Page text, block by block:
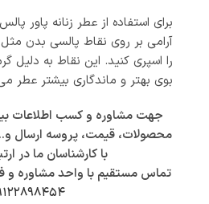
برای استفاده از عطر زنانه پاور
آرامی بر روی نقاط پالسی بدن
را اسپری کنید. این نقاط به
بوی بهتر و ماندگاری بیشتر عطر
جهت مشاوره و کسب اطلاعات
محصولات، قیمت، پروسه ارسال
با کارشناسان ما در
تماس مستقیم با واحد مشاوره